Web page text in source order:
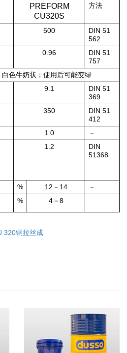
PREFORM
CU320S
方法
500
DIN 51
562
0.96
DIN 51
757
白色牛奶状；使用后可能变绿
9.1
DIN 51
369
350
DIN 51
412
1.0
－
1.2
DIN
51368
% 12 － 14
－
% 4－ 8
320铜拉丝成